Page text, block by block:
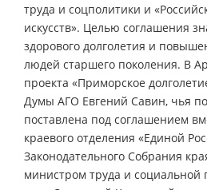
труда и соцполитики и
искусств». Целью соглашения
здорового долголетия и
людей старшего поколения. В
проекта «Приморское
Думы АГО Евгений Савин, чья
поставлена под соглашением
краевого отделения «Единой
Законодательного Собрания
министром труда и социальной